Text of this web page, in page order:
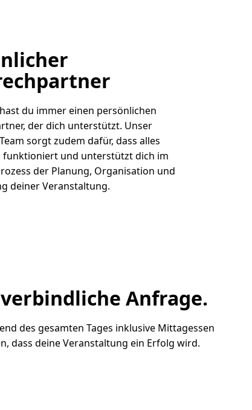
du immer einen persönlichen
der dich unterstützt. Unser
sorgt zudem dafür, dass alles
funktioniert und unterstützt dich im
der Planung, Organisation und
deiner Veranstaltung.
Anfrage.
des gesamten Tages inklusive Mittagessen
dass deine Veranstaltung ein Erfolg wird.